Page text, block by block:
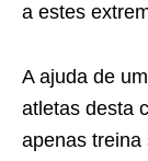
a estes
A ajuda de
atletas desta
apenas treina